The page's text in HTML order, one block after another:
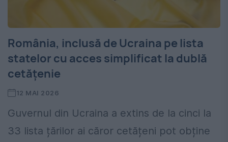
România, inclusă de Ucraina pe lista
statelor cu acces simplificat la dublă
cetățenie
12 MAI 2026
Guvernul din Ucraina a extins de la cinci la
33 lista țărilor ai căror cetățeni pot obține